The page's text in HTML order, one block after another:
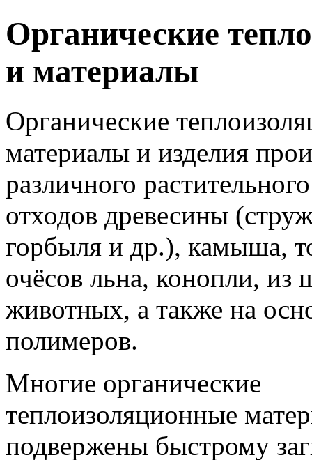
Органические
и материалы
Органические
материалы и изделия
различного
отходов древесины
горбыля и др.), камыша,
очёсов льна, конопли, из
животных, а также на
полимеров.
Многие органические
теплоизоляционные
подвержены быстрому